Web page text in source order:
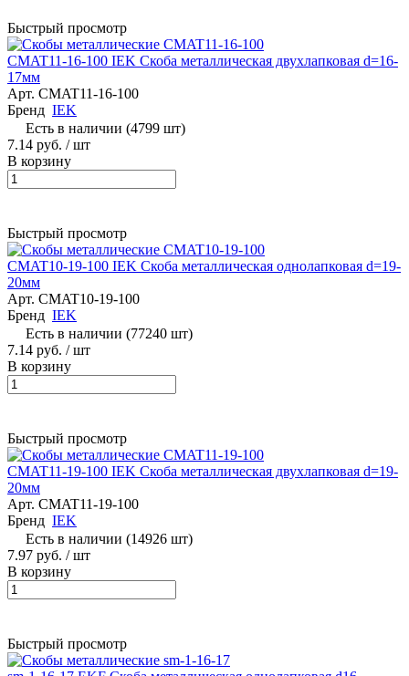
Быстрый просмотр
CMAT11-16-100 IEK Скоба металлическая двухлапковая d=16-
17мм
Арт. CMAT11-16-100
Бренд IEK
Есть в наличии (4799 шт)
7.14 руб. / шт
В корзину
Быстрый просмотр
CMAT10-19-100 IEK Скоба металлическая однолапковая d=19-
20мм
Арт. CMAT10-19-100
Бренд IEK
Есть в наличии (77240 шт)
7.14 руб. / шт
В корзину
Быстрый просмотр
CMAT11-19-100 IEK Скоба металлическая двухлапковая d=19-
20мм
Арт. CMAT11-19-100
Бренд IEK
Есть в наличии (14926 шт)
7.97 руб. / шт
В корзину
Быстрый просмотр